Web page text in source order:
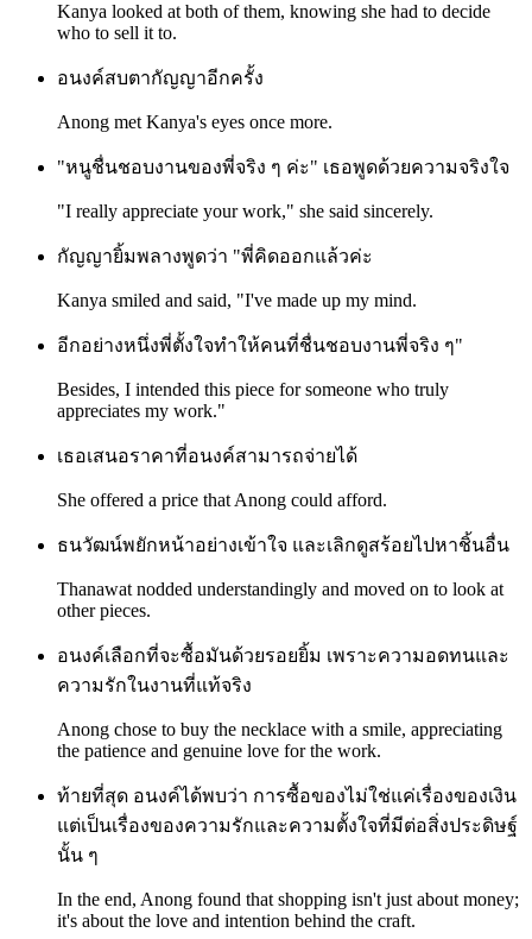
Kanya looked at both of them, knowing she had to decide
who to sell it to.
อนงค์สบตากัญญาอีกครั้ง
Anong met Kanya's eyes once more.
"หนูชื่นชอบงานของพี่จริง ๆ ค่ะ" เธอพูดด้วยความจริงใจ
"I really appreciate your work," she said sincerely.
กัญญายิ้มพลางพูดว่า "พี่คิดออกแล้วค่ะ
Kanya smiled and said, "I've made up my mind.
อีกอย่างหนึ่งพี่ตั้งใจทำให้คนที่ชื่นชอบงานพี่จริง ๆ"
Besides, I intended this piece for someone who truly
appreciates my work."
เธอเสนอราคาที่อนงค์สามารถจ่ายได้
She offered a price that Anong could afford.
ธนวัฒน์พยักหน้าอย่างเข้าใจ และเลิกดูสร้อยไปหาชิ้นอื่น
Thanawat nodded understandingly and moved on to look at
other pieces.
อนงค์เลือกที่จะซื้อมันด้วยรอยยิ้ม เพราะความอดทนและ
ความรักในงานที่แท้จริง
Anong chose to buy the necklace with a smile, appreciating
the patience and genuine love for the work.
ท้ายที่สุด อนงค์ได้พบว่า การซื้อของไม่ใช่แค่เรื่องของเงิน
แต่เป็นเรื่องของความรักและความตั้งใจที่มีต่อสิ่งประดิษฐ์
นั้น ๆ
In the end, Anong found that shopping isn't just about money;
it's about the love and intention behind the craft.